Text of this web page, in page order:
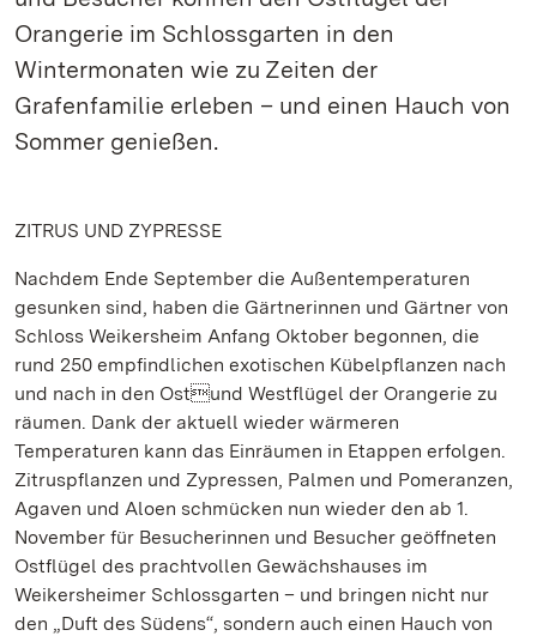
Orangerie im Schlossgarten in den
Wintermonaten wie zu Zeiten der
Grafenfamilie erleben – und einen Hauch von
Sommer genießen.
ZITRUS UND ZYPRESSE
Nachdem Ende September die Außentemperaturen
gesunken sind, haben die Gärtnerinnen und Gärtner von
Schloss Weikersheim Anfang Oktober begonnen, die
rund 250 empfindlichen exotischen Kübelpflanzen nach
und nach in den Ostund Westflügel der Orangerie zu
räumen. Dank der aktuell wieder wärmeren
Temperaturen kann das Einräumen in Etappen erfolgen.
Zitruspflanzen und Zypressen, Palmen und Pomeranzen,
Agaven und Aloen schmücken nun wieder den ab 1.
November für Besucherinnen und Besucher geöffneten
Ostflügel des prachtvollen Gewächshauses im
Weikersheimer Schlossgarten – und bringen nicht nur
den „Duft des Südens“, sondern auch einen Hauch von